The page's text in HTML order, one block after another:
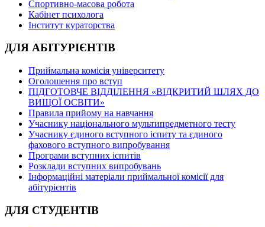
Спортивно-масова робота
Кабінет психолога
Інститут кураторства
ДЛЯ АБІТУРІЄНТІВ
Приймальна комісія університету
Оголошення про вступ
ПІДГОТОВЧЕ ВІДДІЛЕННЯ «ВІДКРИТИЙ ШЛЯХ ДО
ВИЩОЇ ОСВІТИ»
Правила прийому на навчання
Учаснику національного мультипредметного тесту
Учаснику єдиного вступного іспиту та єдиного
фахового вступного випробування
Програми вступних іспитів
Розклади вступних випробувань
Інформаційні матеріали приймальної комісії для
абітурієнтів
ДЛЯ СТУДЕНТІВ